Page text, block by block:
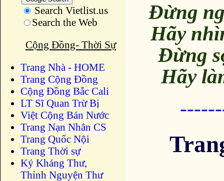
Search Vietlist.us
Search the Web
Cộng Đồng- Thời Sự
Trang Nhà - HOME
Trang Cộng Đồng
Cộng Đồng Bắc Cali
LT Sĩ Quan Trừ Bị
Việt Cộng Bán Nước
Trang Nạn Nhân CS
Trang Quốc Nội
Trang Thời sự
Ký Kháng Thư,
Thỉnh Nguyện Thư
Đừng
Hãy
Đừng
Hãy